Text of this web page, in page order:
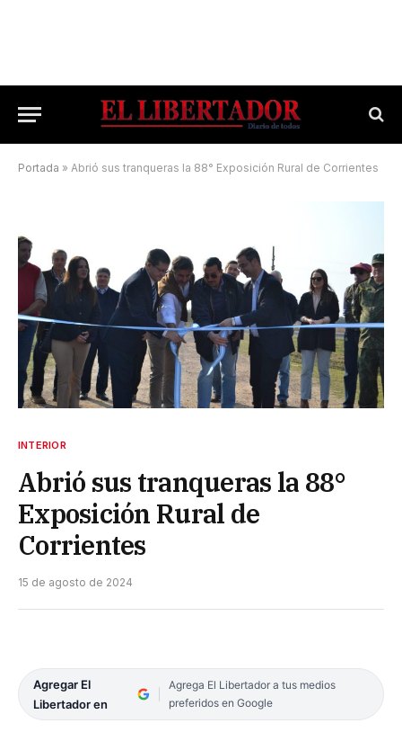
Portada » Abrió sus tranqueras la 88° Exposición Rural de Corrientes
INTERIOR
Abrió sus tranqueras la 88°
Exposición Rural de
Corrientes
15 de agosto de 2024
Agregar El
Libertador en
Agrega El Libertador a tus medios
preferidos en Google